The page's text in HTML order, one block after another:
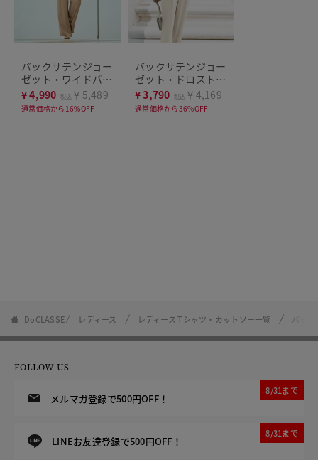
バックサテンジョー
ゼット・ワイドパン
ツ
¥4,990 税込 ￥5,489
通常価格から16%OFF
バックサテンジョー
ゼット・ドロストブ
ラウス
¥3,790 税込 ￥4,169
通常価格から36%OFF
DoCLASSE レディース レディース Tシャツ・カットソー一覧 バッ
FOLLOW US
メルマガ登録で500円OFF！
8/31まで
LINEお友達登録で500円OFF！
8/31まで